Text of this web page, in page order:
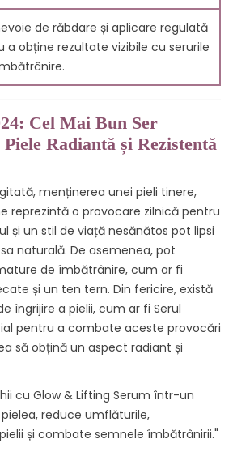
de răbdare și aplicare regulată
a obține rezultate vizibile cu serurile
Cel Mai Bun Ser
Radiantă și Rezistentă
menținerea unei pieli tinere,
reprezintă o provocare zilnică pentru
și un stil de viață nesănătos pot lipsi
naturală. De asemenea, pot
de îmbătrânire, cum ar fi
și un ten tern. Din fericire, există
îngrijire a pielii, cum ar fi Serul
pentru a combate aceste provocări
să obțină un aspect radiant și
cu Glow & Lifting Serum într-un
reduce umflăturile,
și combate semnele îmbătrânirii."